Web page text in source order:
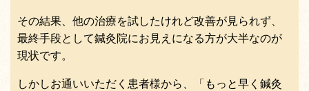
その結果、他の治療を試したけれど改善が見られず、
最終手段として鍼灸院にお見えになる方が大半なのが
現状です。
しかしお通いいただく患者様から、「もっと早く鍼灸